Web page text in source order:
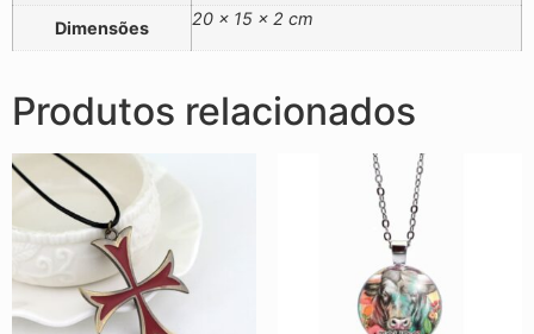
Dimensões 20 × 15 × 2 cm
Produtos relacionados